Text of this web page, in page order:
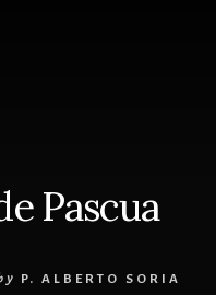
Pascua
P. ALBERTO SORIA